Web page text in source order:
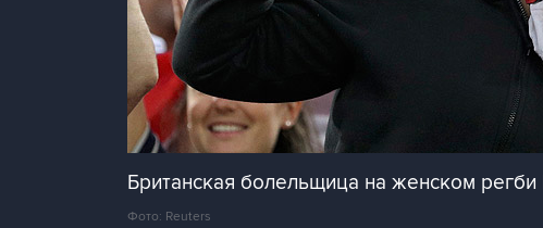
Британская болельщица на женском
Фото: Reuters